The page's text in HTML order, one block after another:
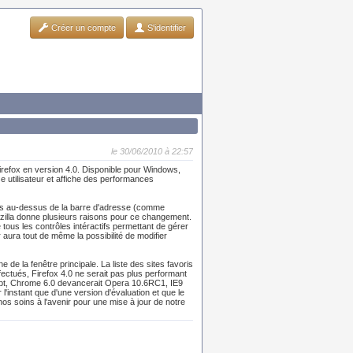
Créer un compte S'identifier
le 30/06/2010 à 22:57
en version 4.0. Disponible pour Windows,
utilisateur et affiche des performances
au-dessus de la barre d'adresse (comme
donne plusieurs raisons pour ce changement.
les contrôles intéractifs permettant de gérer
tout de même la possibilité de modifier
de la fenêtre principale. La liste des sites favoris
Firefox 4.0 ne serait pas plus performant
Chrome 6.0 devancerait Opera 10.6RC1, IE9
que d'une version d'évaluation et que le
soins à l'avenir pour une mise à jour de notre